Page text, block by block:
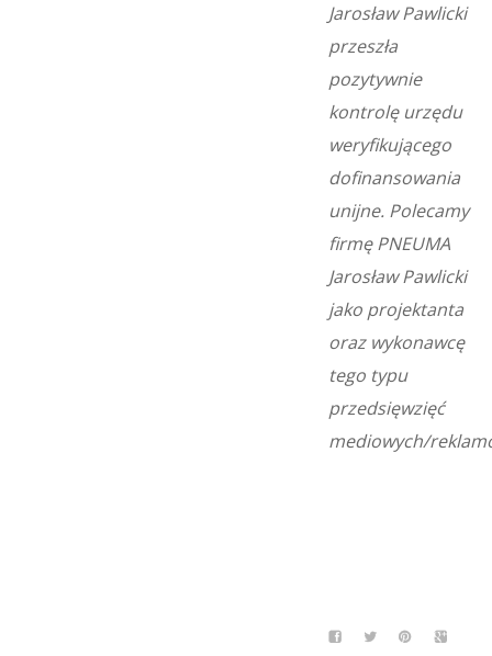
Jarosław Pawlicki
przeszła
pozytywnie
kontrolę urzędu
weryfikującego
dofinansowania
unijne. Polecamy
firmę PNEUMA
Jarosław Pawlicki
jako projektanta
oraz wykonawcę
tego typu
przedsięwzięć
mediowych/